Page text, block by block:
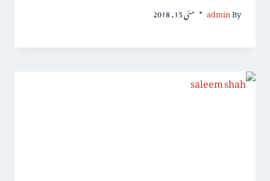
By
admin مئی 15, 2018